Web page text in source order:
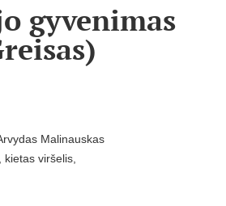
gyvenimas
Malinauskas
viršelis,